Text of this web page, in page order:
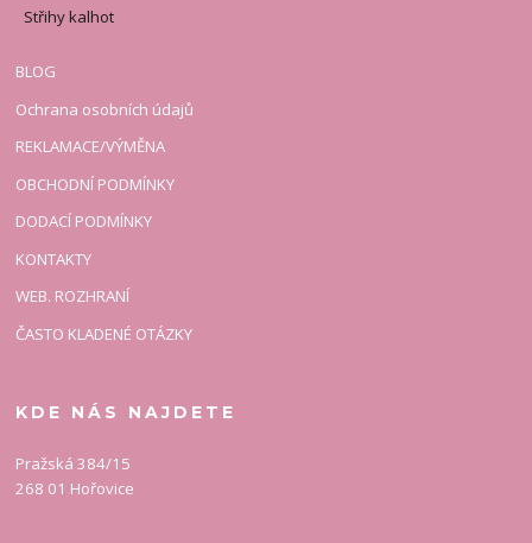
Střihy kalhot
BLOG
Ochrana osobních údajů
REKLAMACE/VÝMĚNA
OBCHODNÍ PODMÍNKY
DODACÍ PODMÍNKY
KONTAKTY
WEB. ROZHRANÍ
ČASTO KLADENÉ OTÁZKY
KDE NÁS NAJDETE
Pražská 384/15
268 01 Hořovice